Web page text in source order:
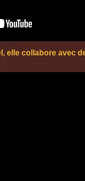
elle collabore avec